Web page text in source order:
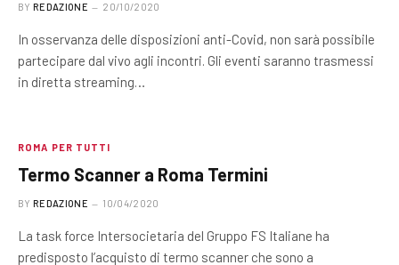
BY REDAZIONE 20/10/2020
In osservanza delle disposizioni anti-Covid, non sarà possibile
partecipare dal vivo agli incontri. Gli eventi saranno trasmessi
in diretta streaming…
ROMA PER TUTTI
Termo Scanner a Roma Termini
BY REDAZIONE 10/04/2020
La task force Intersocietaria del Gruppo FS Italiane ha
predisposto l’acquisto di termo scanner che sono a